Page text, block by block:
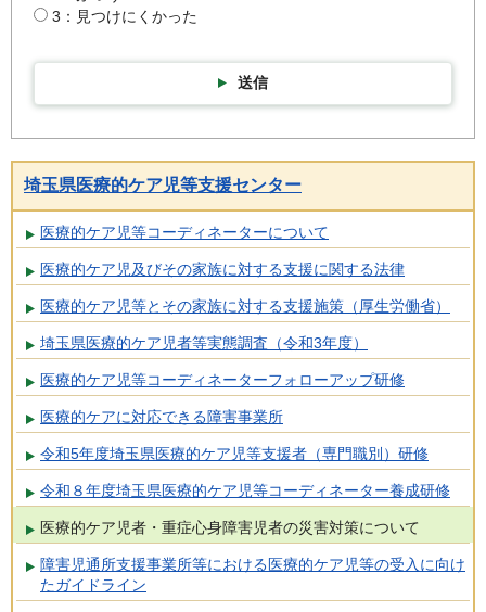
3：見つけにくかった
送信
埼玉県医療的ケア児等支援センター
医療的ケア児等コーディネーターについて
医療的ケア児及びその家族に対する支援に関する法律
医療的ケア児等とその家族に対する支援施策（厚生労働省）
埼玉県医療的ケア児者等実態調査（令和3年度）
医療的ケア児等コーディネーターフォローアップ研修
医療的ケアに対応できる障害事業所
令和5年度埼玉県医療的ケア児等支援者（専門職別）研修
令和８年度埼玉県医療的ケア児等コーディネーター養成研修
医療的ケア児者・重症心身障害児者の災害対策について
障害児通所支援事業所等における医療的ケア児等の受入に向け
たガイドライン